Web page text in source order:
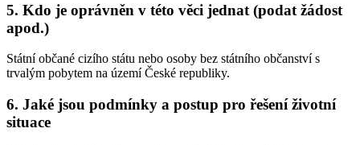
5. Kdo je oprávněn v této věci jednat (podat žádost
apod.)
Státní občané cizího státu nebo osoby bez státního občanství s
trvalým pobytem na území České republiky.
6. Jaké jsou podmínky a postup pro řešení životní
situace